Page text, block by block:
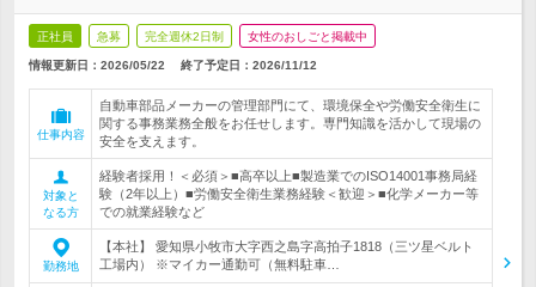
正社員 急募 完全週休2日制 女性のおしごと掲載中
情報更新日：2026/05/22 終了予定日： 2026/11/12
仕事内容
自動車部品メーカーの管理部門にて、環境保全や労働安全衛生に
関する事務業務全般をお任せします。専門知識を活かして現場の
安全を支えます。
対象と
なる方
経験者採用！＜必須＞■高卒以上■製造業でのISO14001事務局経
験（2年以上）■労働安全衛生業務経験＜歓迎＞■化学メーカー等
での就業経験など
勤務地
【本社】 愛知県小牧市大字西之島字高拍子1818（三ツ星ベルト
工場内） ※マイカー通勤可（無料駐車…